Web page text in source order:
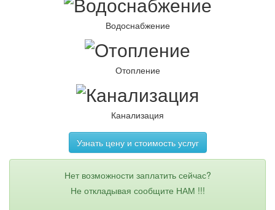
Водоснабжение
Отопление
Канализация
Узнать цену и стоимость услуг
Нет возможности заплатить сейчас?
Не откладывая сообщите НАМ !!!